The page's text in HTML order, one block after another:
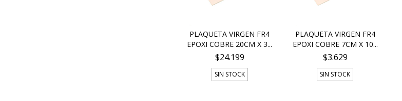
PLAQUETA VIRGEN FR4
EPOXI COBRE 20CM X 3...
$24.199
SIN STOCK
PLAQUETA VIRGEN FR4
EPOXI COBRE 7CM X 10...
$3.629
SIN STOCK